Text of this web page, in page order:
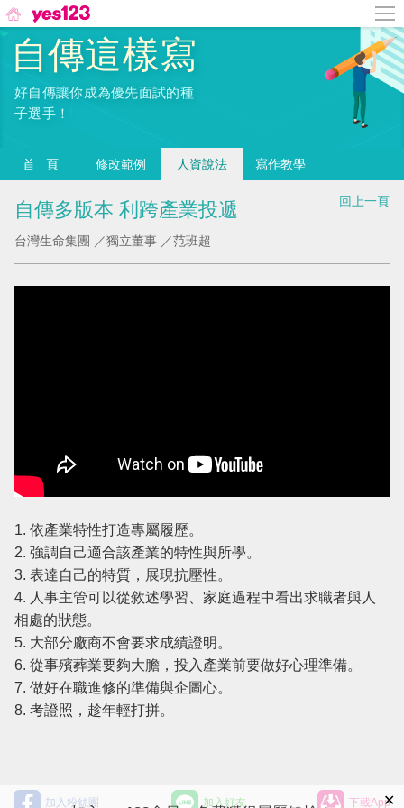
自傳這樣寫
好自傳讓你成為優先面試的種
子選手！
首頁 修改範例 人資說法 寫作教學
自傳多版本 利跨產業投遞
台灣生命集團 ／獨立董事 ／范班超
回上一頁
1. 依產業特性打造專屬履歷。
2. 強調自己適合該產業的特性與所學。
3. 表達自己的特質，展現抗壓性。
4. 人事主管可以從敘述學習、家庭過程中看出求職者與人
相處的狀態。
5. 大部分廠商不會要求成績證明。
6. 從事殯葬業要夠大膽，投入產業前要做好心理準備。
7. 做好在職進修的準備與企圖心。
8. 考證照，趁年輕打拼。
✕
加入粉絲團 加入好友 下載App